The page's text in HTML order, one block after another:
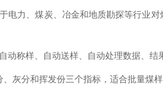
电力、煤炭、冶金和地质勘探等行业
动称样、自动送样、自动处理数据、结
灰分和挥发份三个指标，适合批量煤样